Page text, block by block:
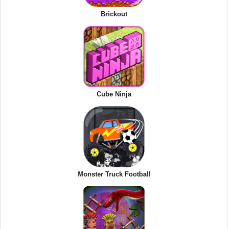
Brickout
Cube Ninja
Monster Truck Football